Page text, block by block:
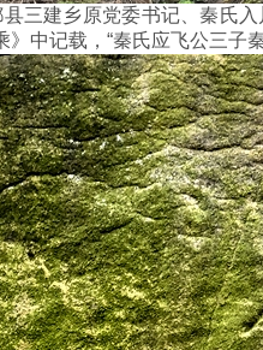
三建乡原党委书记、秦氏入
》中记载，“秦氏应飞公三子